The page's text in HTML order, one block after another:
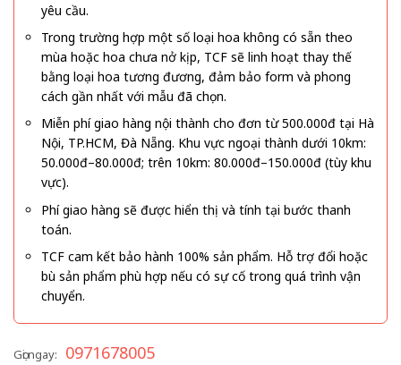
yêu cầu.
Trong trường hợp một số loại hoa không có sẵn theo
mùa hoặc hoa chưa nở kịp, TCF sẽ linh hoạt thay thế
bằng loại hoa tương đương, đảm bảo form và phong
cách gần nhất với mẫu đã chọn.
Miễn phí giao hàng nội thành cho đơn từ 500.000đ tại Hà
Nội, TP.HCM, Đà Nẵng. Khu vực ngoại thành dưới 10km:
50.000đ–80.000đ; trên 10km: 80.000đ–150.000đ (tùy khu
vực).
Phí giao hàng sẽ được hiển thị và tính tại bước thanh
toán.
TCF cam kết bảo hành 100% sản phẩm. Hỗ trợ đổi hoặc
bù sản phẩm phù hợp nếu có sự cố trong quá trình vận
chuyển.
Gọi ngay: 0971678005